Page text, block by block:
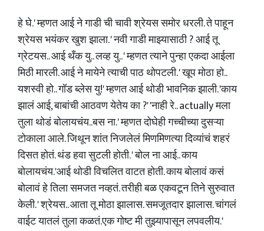
हे घे.' म्हणत आई ने गाडी ची चावी श्रेयस समोर धरली. ते पाहून
श्रेयस भयंकर खुश झाला. ' नवी गाडी माझ्यासाठी ? आई तू
ग्रेटयस.. आई थँक यु.. लव्ह यु.. ' म्हणत त्याने पुन्हा एकदा आईला
मिठी मारली. आई ने मायेने त्याची पाठ थोपटली. ' खूप मोठा हो..
यशस्वी हो.. गॉड ब्लेस यु!' म्हणत आई थोडी भावनिक झाली. 'काय
झालं आई, बाबांची आठवण येतेय का ?' 'नाही रे.. actually मला
तुला थोडं बोलायचंय..बस ना.' म्हणत दोघेही गच्चीच्या दुसऱ्या
टोकाला आले. जिथून शांत निजलेलं मिणमिणत्या दिव्यांचं शहरं
दिसत होतं. थंड हवा सुटली होती. ' बोल ना आई.. काय
बोलायचंय.'आई थोडी विचलित वाटत होती. काय बोलावं कसं
बोलावं हे तिला समजत नव्हतं. तरीही बळ एकवटून तिने सुरुवात
केली. ' श्रेयस.. आता तू मोठा झालास. समजूतदार झालास. चांगलं
वाईट यातलं तुला कळतं.एक गोष्ट मी तुझ्यापासून लपवलीय.'